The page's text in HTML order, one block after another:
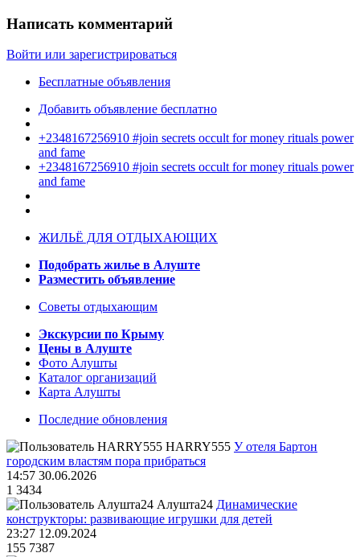
Написать комментарий
Войти или зарегистрироваться
Бесплатные объявления
Добавить объявление бесплатно
+2348167256910 #join secrets occult for money rituals power
and fame
+2348167256910 #join secrets occult for money rituals power
and fame
ЖИЛЬЁ ДЛЯ ОТДЫХАЮЩИХ
Подобрать жилье в Алуште
Разместить объявление
Советы отдыхающим
Экскурсии по Крыму
Цены в Алуште
Фото Алушты
Каталог организаций
Карта Алушты
Последние обновления
HARRY555 У отеля Бартон
городским властям пора прибраться
14:57 30.06.2026
1 3434
Алушта24 Динамические
конструкторы: развивающие игрушки для детей
23:27 12.09.2024
155 7387